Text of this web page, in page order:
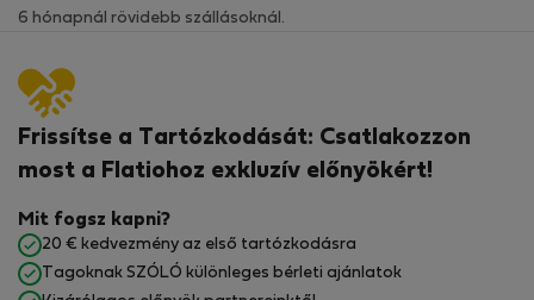
6 hónapnál rövidebb szállásoknál.
Frissítse a Tartózkodását: Csatlakozzon
most a Flatiohoz exkluzív előnyökért!
Mit fogsz kapni?
20 € kedvezmény az első tartózkodásra
Tagoknak SZÓLÓ különleges bérleti ajánlatok